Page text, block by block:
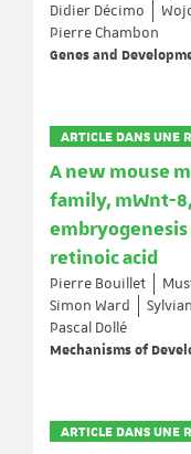
Didier Décimo
Pierre Chambon
Genes and
ARTICLE DANS UNE
A new mouse
family, mWnt-
retinoic acid
Pierre Bouillet
Simon Ward
Pascal Dollé
Mechanisms of
ARTICLE DANS UNE